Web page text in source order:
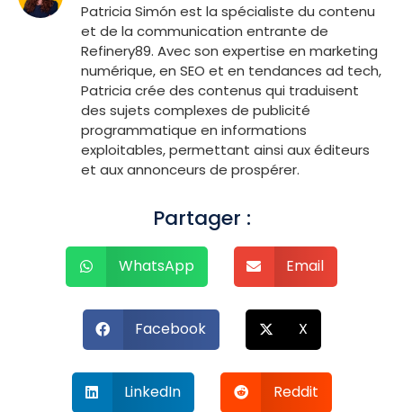
Patricia Simón est la spécialiste du contenu
et de la communication entrante de
Refinery89. Avec son expertise en marketing
numérique, en SEO et en tendances ad tech,
Patricia crée des contenus qui traduisent
des sujets complexes de publicité
programmatique en informations
exploitables, permettant ainsi aux éditeurs
et aux annonceurs de prospérer.
Partager :
WhatsApp Email
Facebook X
LinkedIn Reddit